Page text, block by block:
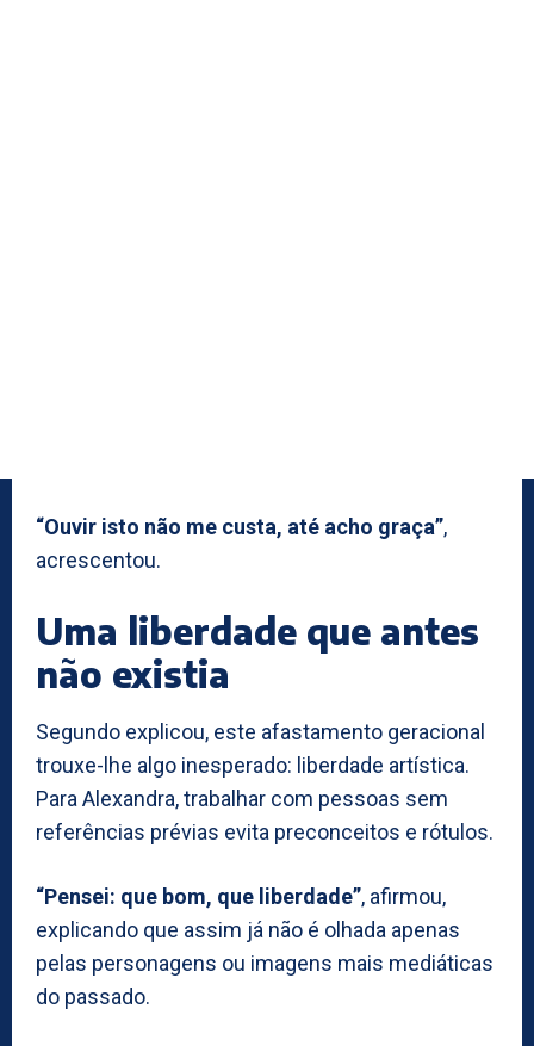
“Ouvir isto não me custa, até acho graça”,
acrescentou.
Uma liberdade que antes
não existia
Segundo explicou, este afastamento geracional
trouxe-lhe algo inesperado: liberdade artística.
Para Alexandra, trabalhar com pessoas sem
referências prévias evita preconceitos e rótulos.
“Pensei: que bom, que liberdade”, afirmou,
explicando que assim já não é olhada apenas
pelas personagens ou imagens mais mediáticas
do passado.